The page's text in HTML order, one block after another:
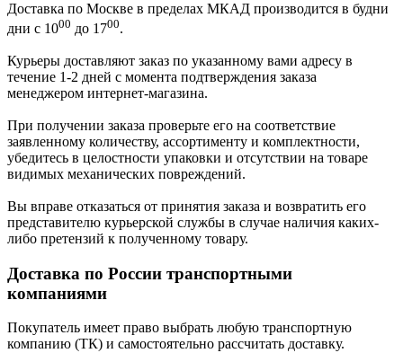
Доставка по Москве в пределах МКАД производится в будни
дни с 1000 до 1700.
Курьеры доставляют заказ по указанному вами адресу в
течение 1-2 дней с момента подтверждения заказа
менеджером интернет-магазина.
При получении заказа проверьте его на соответствие
заявленному количеству, ассортименту и комплектности,
убедитесь в целостности упаковки и отсутствии на товаре
видимых механических повреждений.
Вы вправе отказаться от принятия заказа и возвратить его
представителю курьерской службы в случае наличия каких-
либо претензий к полученному товару.
Доставка по России транспортными
компаниями
Покупатель имеет право выбрать любую транспортную
компанию (ТК) и самостоятельно рассчитать доставку.